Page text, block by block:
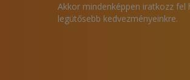
Akkor mindenképpen iratkozz fel
legütősebb kedvezményeinkre.